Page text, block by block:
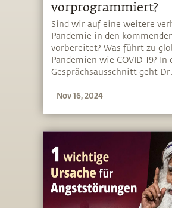
vorprogrammiert?
Sind wir auf eine weitere
Pandemie in den
vorbereitet? Was führt zu
Pandemien wie COVID-19? In
Gesprächsausschnitt geht
(Gehirn-Darm-
Nahrungsmittel, die unser
Darmmikrobiom und unsere
allgemeine Gesundheit
Nov 16, 2024